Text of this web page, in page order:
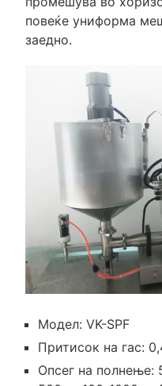
повеќе униформа
заедно.
Модел: VK-SPF
Притисок на гас:
Опсег на